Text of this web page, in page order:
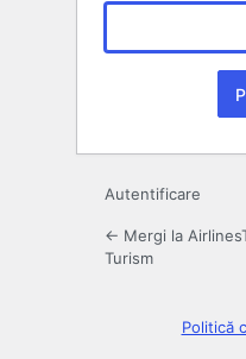
Autentificare
← Mergi la
Turism
Politică